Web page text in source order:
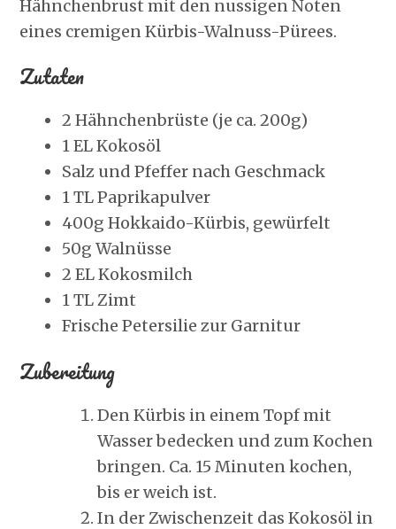
Hähnchenbrust mit den nussigen Noten
eines cremigen Kürbis-Walnuss-Pürees.
Zutaten
2 Hähnchenbrüste (je ca. 200g)
1 EL Kokosöl
Salz und Pfeffer nach Geschmack
1 TL Paprikapulver
400g Hokkaido-Kürbis, gewürfelt
50g Walnüsse
2 EL Kokosmilch
1 TL Zimt
Frische Petersilie zur Garnitur
Zubereitung
Den Kürbis in einem Topf mit
Wasser bedecken und zum Kochen
bringen. Ca. 15 Minuten kochen,
bis er weich ist.
In der Zwischenzeit das Kokosöl in